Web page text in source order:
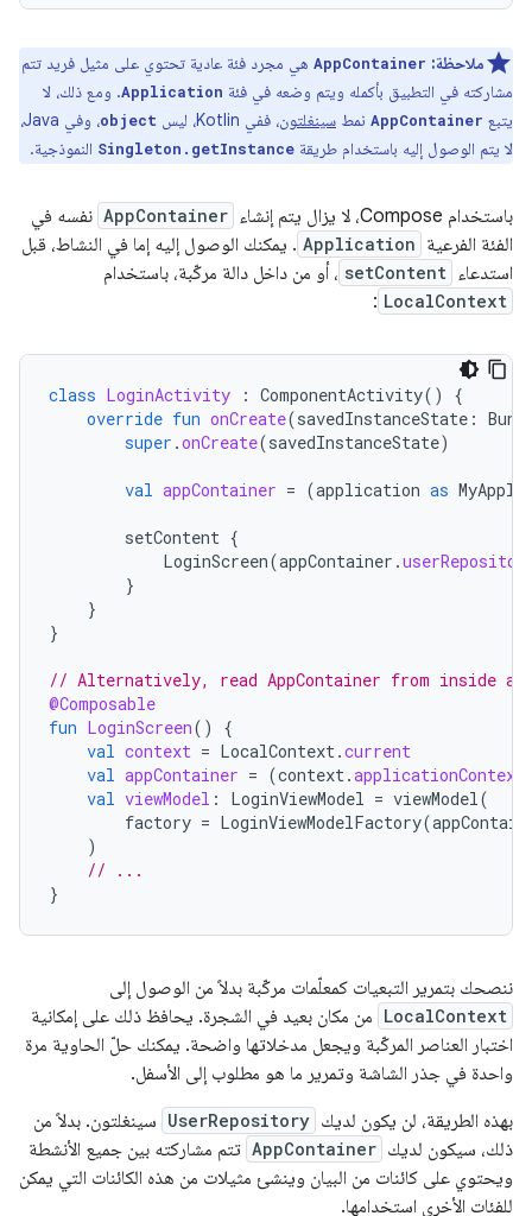
ملاحظة: AppContainer هي مجرد فئة عادية تحتوي على مثيل فريد تتم
مشاركته في التطبيق بأكمله ويتم وضعه في فئة Application. ومع ذلك، لا
يتبع AppContainer نمط سينغلتون، ففي Kotlin، ليس object
، وفي Java،
لا يتم الوصول إليه باستخدام طريقة Singleton.getInstance النموذجية.
باستخدام Compose، لا يزال يتم إنشاء AppContainer نفسه في
الفئة الفرعية Application . يمكنك الوصول إليه إما في النشاط، قبل
استدعاء setContent ، أو من داخل دالة مركّبة، باستخدام
LocalContext
:
class LoginActivity : ComponentActivity()
{
override fun onCreate(savedInstanceState :
super .onCreate(savedInstanceState)
val appContainer = (application as
setContent {
LoginScreen(appContainer .
}
}
}
// Alternatively, read AppContainer from inside a
@Composable
fun LoginScreen()
{
val context = LocalContext.current
val appContainer = (context.applicationContext
val viewModel : LoginViewModel = viewModel(
factory = LoginViewModelFactory(
)
// ...
}
ننصحك بتمرير التبعيات كمعلّمات مركّبة بدلاً من الوصول إلى
LocalContext من مكان بعيد في الشجرة. يحافظ ذلك على إمكانية
اختبار العناصر المركّبة ويجعل مدخلاتها واضحة. يمكنك حلّ الحاوية مرة
واحدة في جذر الشاشة وتمرير ما هو مطلوب إلى الأسفل.
بهذه الطريقة، لن يكون لديك UserRepository سينغلتون. بدلاً من
ذلك، سيكون لديك AppContainer تتم مشاركته بين جميع الأنشطة
ويحتوي على كائنات من البيان وينشئ مثيلات من هذه الكائنات التي يمكن
للفئات الأخرى استخدامها.